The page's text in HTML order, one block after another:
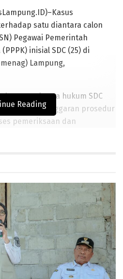
satu diantara calon
Pegawai Pemerintah
inisial SDC (25) di
Lampung,
bersama kuasa hukum SDC
pelanggaran prosedur
pemeriksaan dan
Oktarian,.S.H, kliennya
Induk Pegawai (NIP)
Negara (BKN). Namun hingga
ASN atau PPPK Penuh
tanpa kejelasan surat
pembatalan.
Reading